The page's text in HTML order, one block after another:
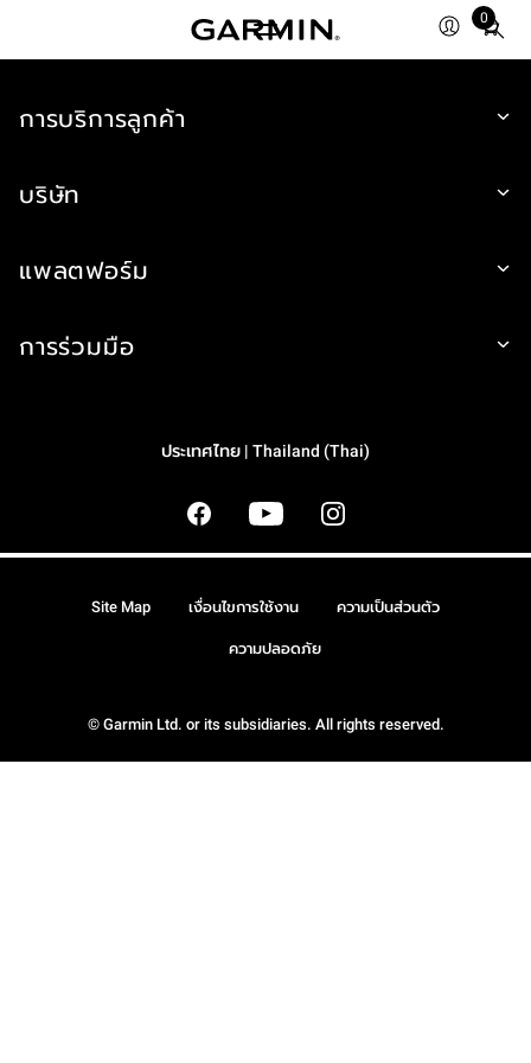
0
Total
การบริการลูกค้า
บริษัท
แพลตฟอร์ม
การร่วมมือ
ประเทศไทย | Thailand (Thai)
© Garmin Ltd. or its subsidiaries. All rights reserved.
Site Map เงื่อนไขการใช้งาน ความเป็นส่วนตัว
ความปลอดภัย